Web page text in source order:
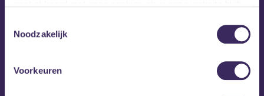
Noodzakelijk
Voorkeuren
emotionele geluidsmuur. Gavran haalt inspiratie uit vele
doom, sludge, shoegaze en postrock.